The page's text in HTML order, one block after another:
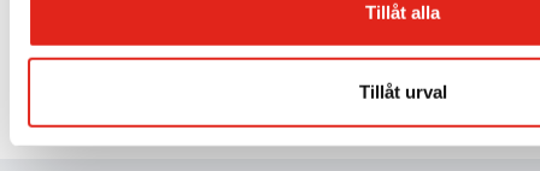
Tillåt alla
Tillåt urval
kundservice@acmab.se